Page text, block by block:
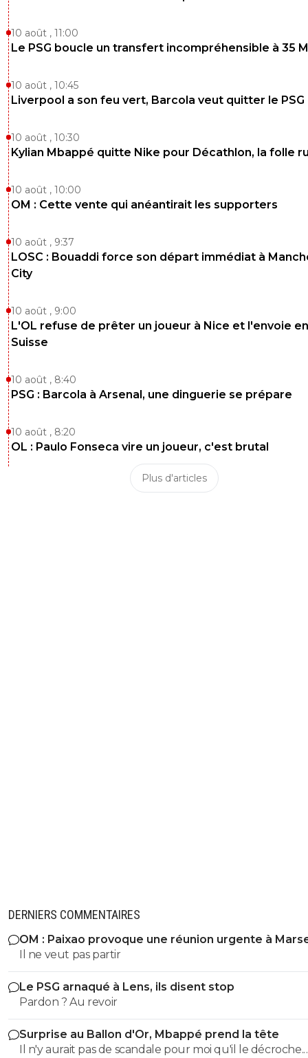
10 août , 11:00
Le PSG boucle un transfert incompréhensible à 35
10 août , 10:45
Liverpool a son feu vert, Barcola veut quitter le PSG
10 août , 10:30
Kylian Mbappé quitte Nike pour Décathlon, la folle
10 août , 10:00
OM : Cette vente qui anéantirait les supporters
10 août , 9:37
LOSC : Bouaddi force son départ immédiat à
City
10 août , 9:00
L'OL refuse de prêter un joueur à Nice et l'envoie en
Suisse
10 août , 8:40
PSG : Barcola à Arsenal, une dinguerie se prépare
10 août , 8:20
OL : Paulo Fonseca vire un joueur, c'est brutal
Plus d'articles
DERNIERS COMMENTAIRES
OM : Paixao provoque une réunion urgente à
Il ne veut pas partir
Le PSG arnaqué à Lens, ils disent stop
Pardon ? Au revoir
Surprise au Ballon d'Or, Mbappé prend la tête
Il n'y aurait pas de scandale pour moi qu'il le décroche.